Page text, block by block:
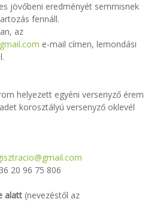
jövőbeni eredményét semmisnek
fennáll.
az
e-mail címen, lemondási
helyezett egyéni versenyző érem
korosztályú versenyző oklevél
20 96 75 806
alatt (nevezéstől az